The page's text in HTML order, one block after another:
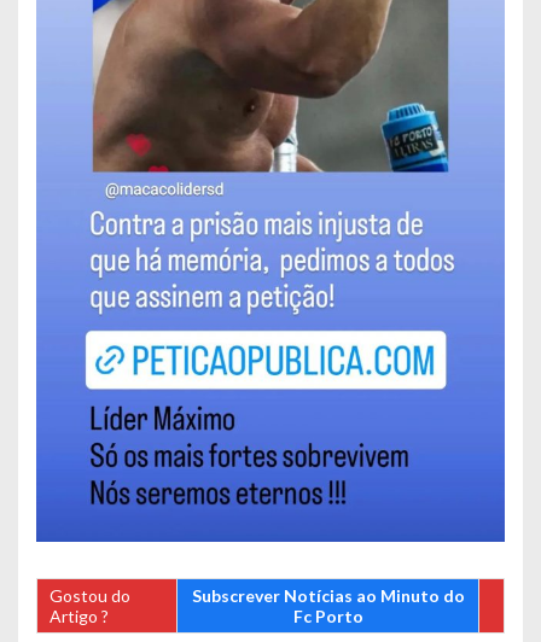
Gostou do
Artigo ?
Subscrever Notícias ao Minuto do
Fc Porto